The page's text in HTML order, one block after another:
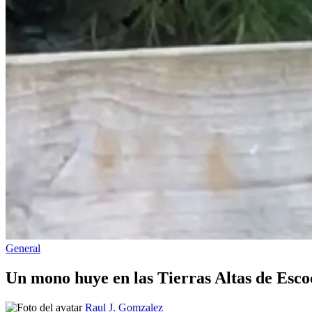
Publicado
General
Un mono huye en las Tierras Altas de
Publicado Raul J. Gomzalez